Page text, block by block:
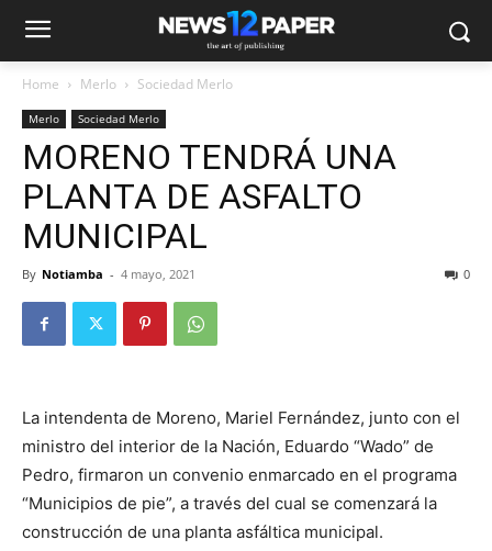
Home Merlo Sociedad Merlo
Merlo Sociedad Merlo
MORENO TENDRÁ UNA
PLANTA DE ASFALTO
MUNICIPAL
By Notiamba - 4 mayo, 2021 0
La intendenta de Moreno, Mariel Fernández, junto con el
ministro del interior de la Nación, Eduardo “Wado” de
Pedro, firmaron un convenio enmarcado en el programa
“Municipios de pie”, a través del cual se comenzará la
construcción de una planta asfáltica municipal.